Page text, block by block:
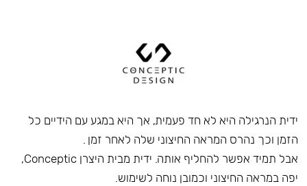
ידית הנרגילה היא לא חד פעמית, אך היא במגע עם הידיים כל
הזמן וכך נהרס המראה החיצוני שלה לאחר זמן .
אבל תמיד אפשר להחליף אותה. ידית מבית היצרן Conceptic,
יפה במראה החיצוני וכמובן נוחה לשימוש.